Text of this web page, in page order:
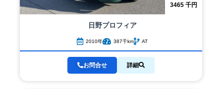
3465 千円
日野プロフィア
2010年 387千km AT
お問合せ 詳細